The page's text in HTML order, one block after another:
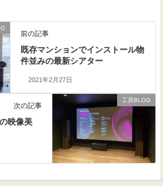
前の記事
既存マンションでインストール物
件並みの最新シアター
2021年2月27日
工房BLOG
次の記事
映像美